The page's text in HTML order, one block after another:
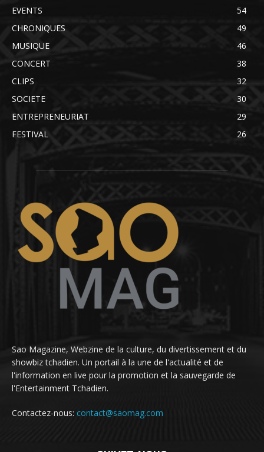
EVENTS
54
CHRONIQUES
49
MUSIQUE
46
CONCERT
38
CLIPS
32
SOCIETE
30
ENTREPRENEURIAT
29
FESTIVAL
26
Sao Magazine, Webzine de la culture, du divertissement et du
showbiz tchadien. Un portail à la une de l'actualité et de
l'information en live pour la promotion et la sauvegarde de
l'Entertainment Tchadien.
Contactez-nous: contact@saomag.com